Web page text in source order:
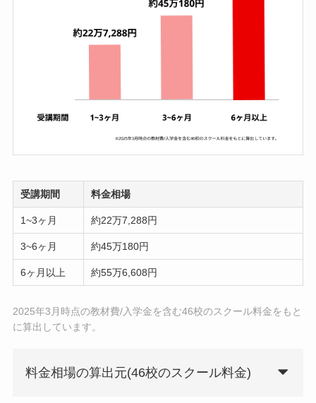
受講期間 料金相場
1~3ヶ月 約22万7,288円
3~6ヶ月 約45万180円
6ヶ月以上 約55万6,608円
2025年3月時点の教材費/入学金を含む46校のスクール料金をもと
に算出しています。
料金相場の算出元(46校のスクール料金)